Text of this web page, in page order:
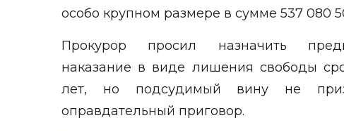
особо крупном размере в сумме 537 080
Прокурор просил назначить
наказание в виде лишения свободы
лет, но подсудимый вину не
оправдательный приговор.